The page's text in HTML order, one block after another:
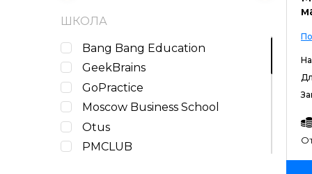
ШКОЛА
Bang Bang Education
GeekBrains
GoPractice
Moscow Business School
Otus
PMCLUB